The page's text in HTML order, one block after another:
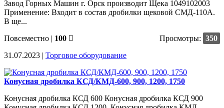
Завод Горных Машин г. Орск производит Щека 1049102003
Применение: Входит в состав дробилки щековой СМД-110А.
В ще...
Повсеместно | 100 Просмотры: 350
31.07.2023 | Торговое оборудование
Конусная дробилка КСД/КМД-600, 900, 1200, 1750
Конусная дробилка КСД 600 Конусная дробилка КСД 900